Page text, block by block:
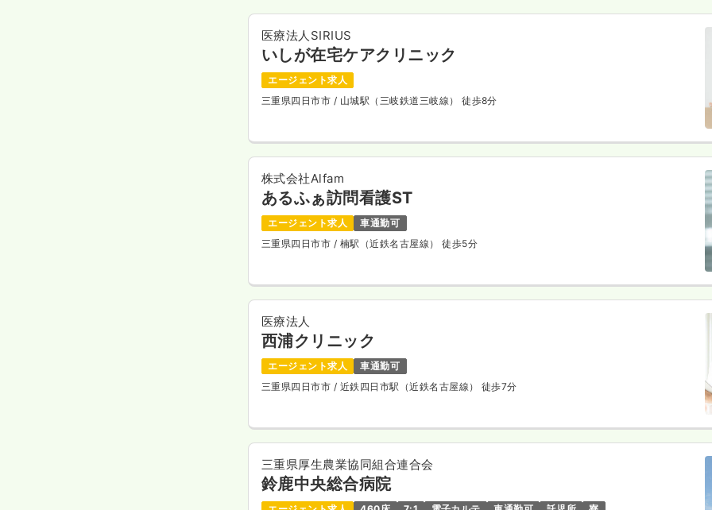
医療法人SIRIUS
いしが在宅ケアクリニック
エージェント求人
三重県四日市市 / 山城駅（三岐鉄道三岐線） 徒歩8分
株式会社Alfam
あるふぁ訪問看護ST
エージェント求人
車通勤可
三重県四日市市 / 楠駅（近鉄名古屋線） 徒歩5分
医療法人
西浦クリニック
エージェント求人
車通勤可
三重県四日市市 / 近鉄四日市駅（近鉄名古屋線） 徒歩7分
三重県厚生農業協同組合連合会
鈴鹿中央総合病院